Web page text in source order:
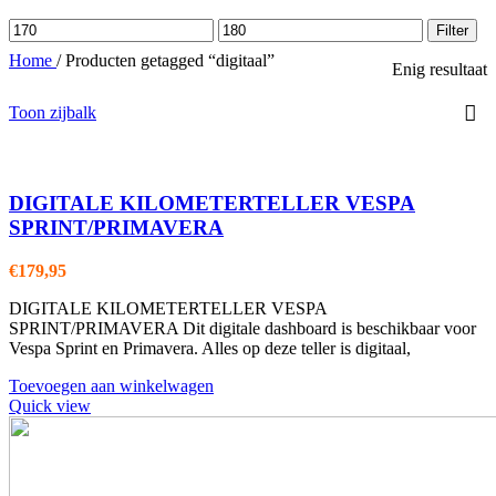
Min.
prijs
Max.
prijs
Filter
Home / Producten getagged “digitaal” Enig resultaat
Toon zijbalk
DIGITALE KILOMETERTELLER VESPA
SPRINT/PRIMAVERA
€179,95
DIGITALE KILOMETERTELLER VESPA
SPRINT/PRIMAVERA Dit digitale dashboard is beschikbaar voor
Vespa Sprint en Primavera. Alles op deze teller is digitaal,
Toevoegen aan winkelwagen
Quick view